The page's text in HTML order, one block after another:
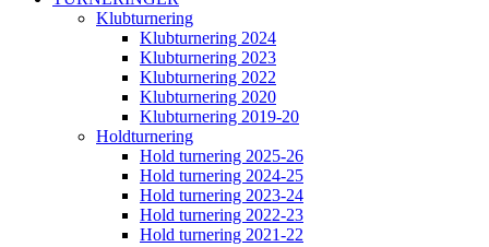
Klubturnering
Klubturnering 2024
Klubturnering 2023
Klubturnering 2022
Klubturnering 2020
Klubturnering 2019-20
Holdturnering
Hold turnering 2025-26
Hold turnering 2024-25
Hold turnering 2023-24
Hold turnering 2022-23
Hold turnering 2021-22